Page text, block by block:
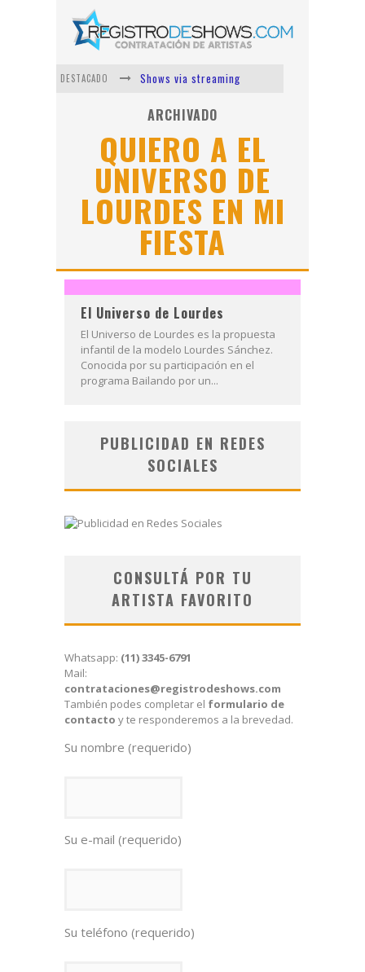
DESTACADO
Shows via streaming
Lit Killah
Nicki Nicole
Duki
Vi Em
Los Ángeles Azules
ARCHIVADO
QUIERO A EL
UNIVERSO DE
LOURDES EN MI
FIESTA
El Universo de Lourdes
El Universo de Lourdes es la propuesta
infantil de la modelo Lourdes Sánchez.
Conocida por su participación en el
programa Bailando por un...
PUBLICIDAD EN REDES
SOCIALES
CONSULTÁ POR TU
ARTISTA FAVORITO
Whatsapp: (11) 3345-6791
Mail:
contrataciones@registrodeshows.com
También podes completar el formulario de
contacto y te responderemos a la brevedad.
Su nombre (requerido)
Su e-mail (requerido)
Su teléfono (requerido)